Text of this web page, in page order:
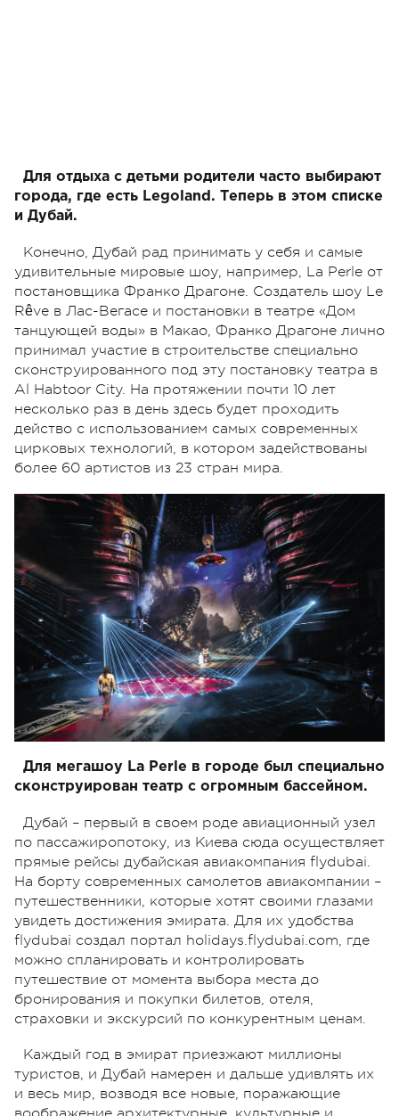
Для отдыха с детьми родители часто выбирают
города, где есть Legoland. Теперь в этом списке
и Дубай.
Конечно, Дубай рад принимать у себя и самые
удивительные мировые шоу, например, La Perle от
постановщика Франко Драгоне. Создатель шоу Le
Rêve в Лас-Вегасе и постановки в театре «Дом
танцующей воды» в Макао, Франко Драгоне лично
принимал участие в строительстве специально
сконструированного под эту постановку театра в
Al Habtoor City. На протяжении почти 10 лет
несколько раз в день здесь будет проходить
действо с использованием самых современных
цирковых технологий, в котором задействованы
более 60 артистов из 23 стран мира.
Для мегашоу La Perle в городе был специально
сконструирован театр с огромным бассейном.
Дубай – первый в своем роде авиационный узел
по пассажиропотоку, из Киева сюда осуществляет
прямые рейсы дубайская авиакомпания flydubai.
На борту современных самолетов авиакомпании –
путешественники, которые хотят своими глазами
увидеть достижения эмирата. Для их удобства
flydubai создал портал holidays.flydubai.com, где
можно спланировать и контролировать
путешествие от момента выбора места до
бронирования и покупки билетов, отеля,
страховки и экскурсий по конкурентным ценам.
Каждый год в эмират приезжают миллионы
туристов, и Дубай намерен и дальше удивлять их
и весь мир, возводя все новые, поражающие